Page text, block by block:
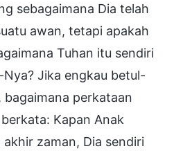
sebagaimana Dia telah
awan, tetapi apakah
Tuhan itu sendiri
Jika engkau betul-
perkataan
Kapan Anak
zaman, Dia sendiri